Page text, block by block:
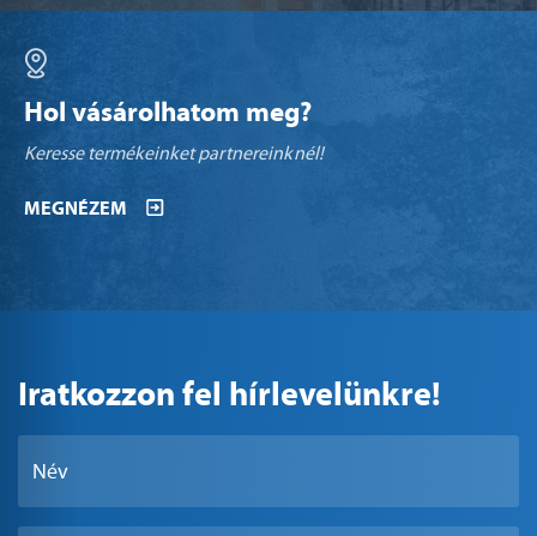
Hol vásárolhatom meg?
Keresse termékeinket partnereinknél!
MEGNÉZEM
Iratkozzon fel hírlevelünkre!